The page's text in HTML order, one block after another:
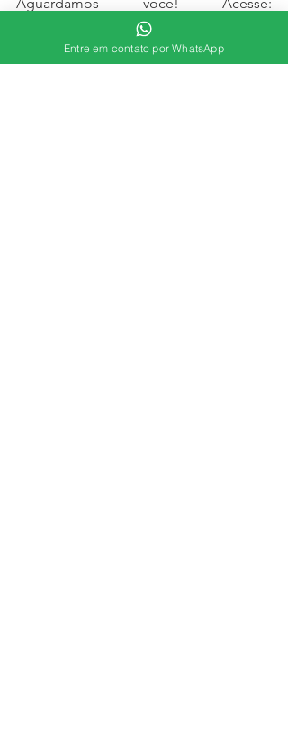
http://goldenyears.com.br/contato/
#feriado
Em busca do amor
Entre em contato por WhatsApp